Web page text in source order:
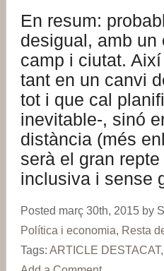
En resum:
desigual, amb un
camp i ciutat.
tant en un canvi
tot i que cal
inevitable-, sinó
distància (més
serà el gran
inclusiva i sense
Posted març 30th, 2015 by
Política i economia, Resta
Tags: ARTICLE DESTACAT,